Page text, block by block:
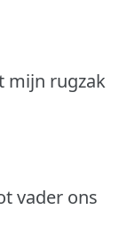
mijn rugzak
vader ons